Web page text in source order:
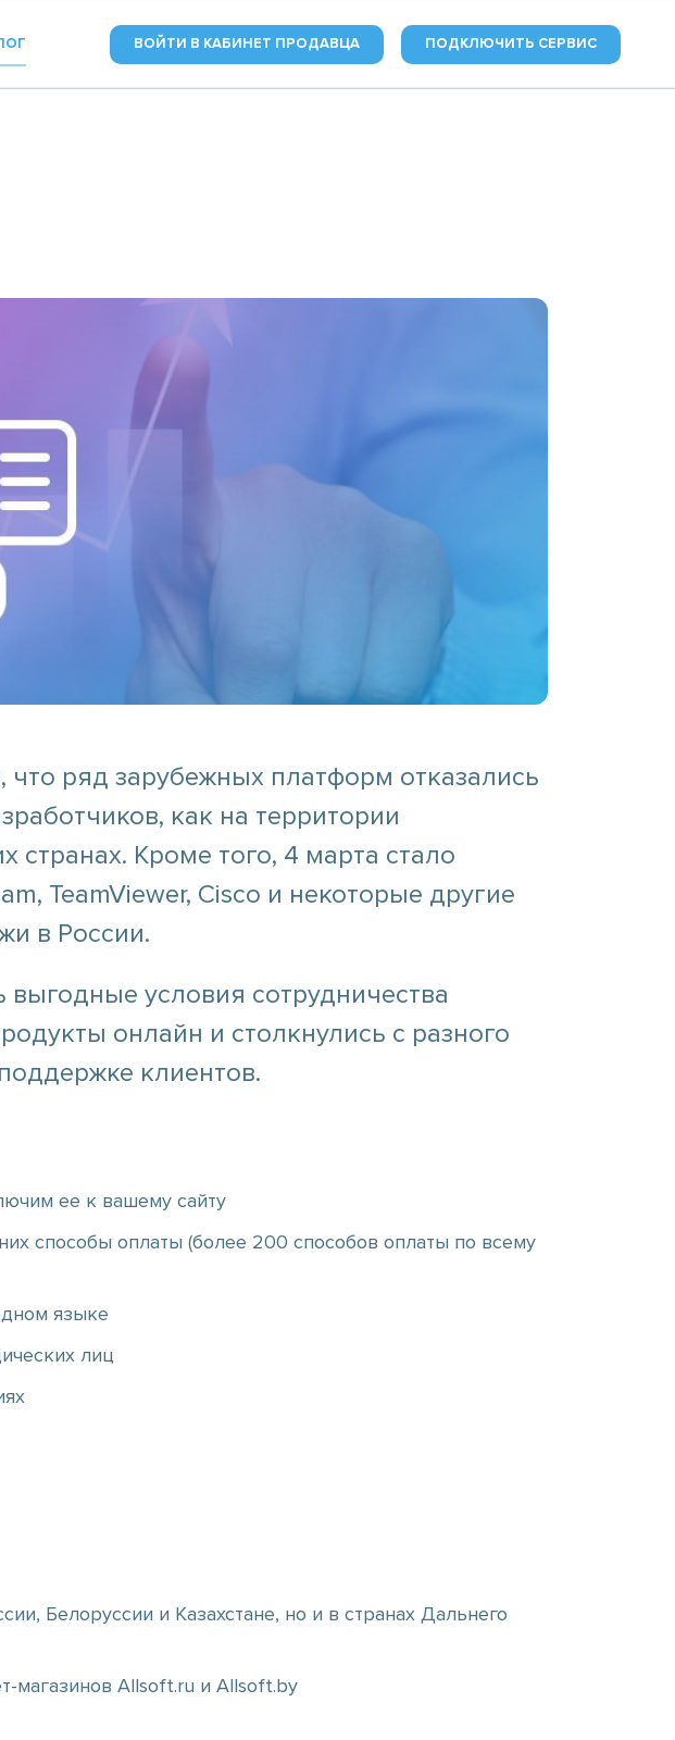
ВОЙТИ В КАБИНЕТ ПРОДАВЦА ПОДКЛЮЧИТЬ СЕРВИС
что ряд зарубежных платформ отказались
как на территории
странах. Кроме того, 4 марта стало
TeamViewer, Сisco и некоторые другие
в России.
условия сотрудничества
онлайн и столкнулись с разного
клиентов.
ее к вашему сайту
способы оплаты (более 200 способов оплаты по всему
языке
лиц
Белоруссии и Казахстане, но и в странах Дальнего
магазинов Allsoft.ru и Allsoft.by